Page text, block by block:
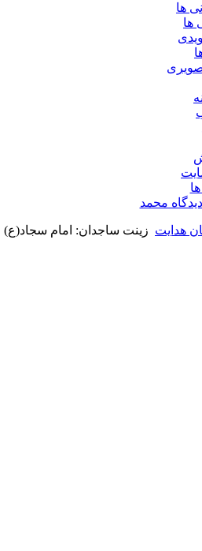
ها
ها
محمد
هدایت زینت ساجدان: امام سجاد(ع)